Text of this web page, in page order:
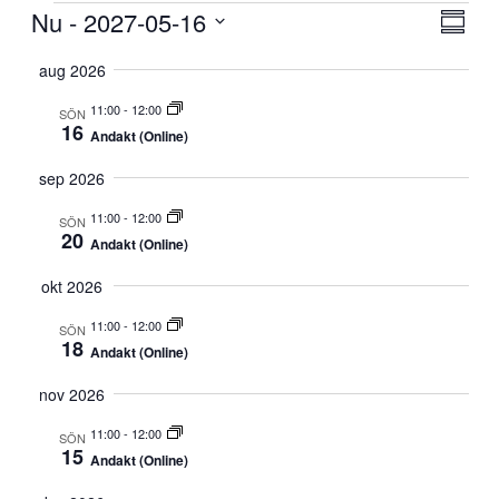
Evenemang
Vy-
Nu - 2027-05-16
datum
aug 2026
SÖN
16
11:00- 12:00
Andakt (Online)
sep 2026
SÖN
20
11:00- 12:00
Andakt (Online)
okt 2026
SÖN
18
11:00- 12:00
Andakt (Online)
nov 2026
SÖN
15
11:00- 12:00
Andakt (Online)